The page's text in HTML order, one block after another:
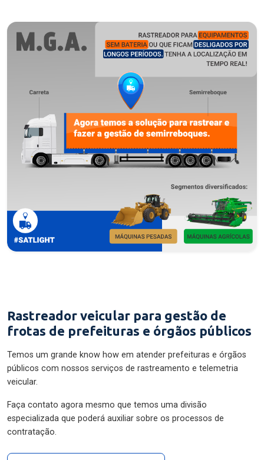
Rastreador veicular para gestão de
frotas de prefeituras e órgãos públicos
Temos um grande know how em atender prefeituras e órgãos
públicos com nossos serviços de rastreamento e telemetria
veicular.
Faça contato agora mesmo que temos uma divisão
especializada que poderá auxiliar sobre os processos de
contratação.